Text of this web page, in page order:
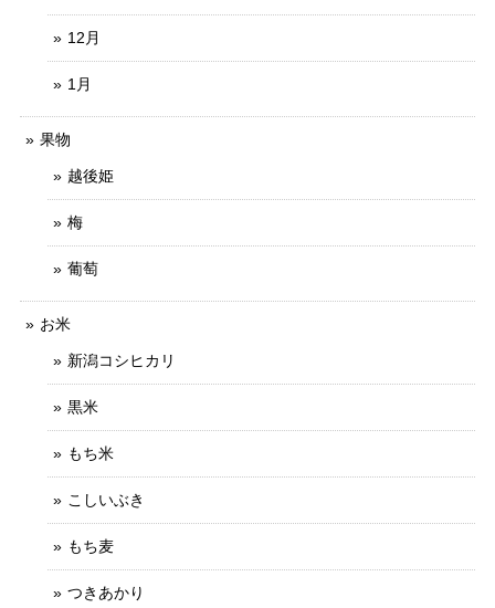
12月
1月
果物
越後姫
梅
葡萄
お米
新潟コシヒカリ
黒米
もち米
こしいぶき
もち麦
つきあかり